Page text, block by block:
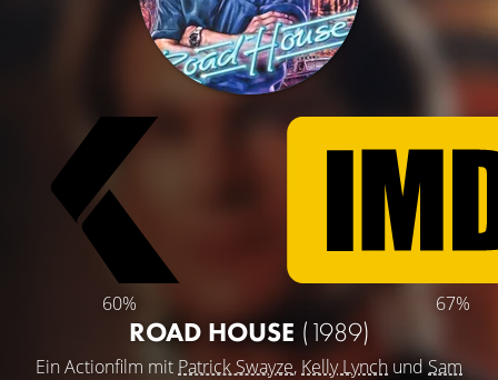
60% 67%
ROAD HOUSE (1989)
Ein Actionfilm mit Patrick Swayze, Kelly LynchundSam